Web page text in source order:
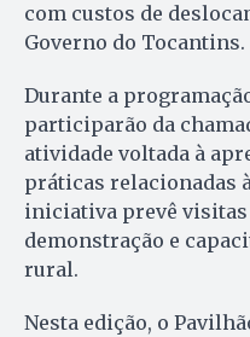
com custos de
Governo do Tocantins.
Durante a
participarão da
atividade voltada à
práticas relacionadas
iniciativa prevê visitas
demonstração e
rural.
Nesta edição, o